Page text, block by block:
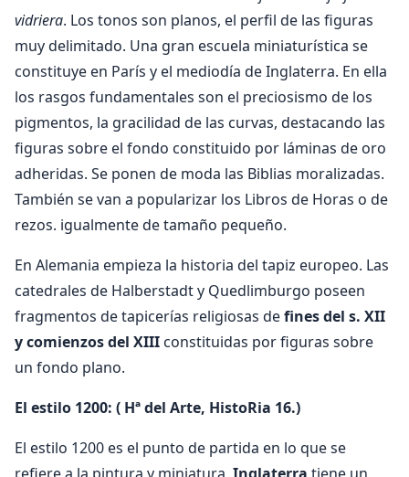
vidriera. Los tonos son planos, el perfil de las figuras
muy delimitado. Una gran escuela miniaturística se
constituye en París y el mediodía de Inglaterra. En ella
los rasgos fundamentales son el preciosismo de los
pigmentos, la gracilidad de las curvas, destacando las
figuras sobre el fondo constituido por láminas de oro
adheridas. Se ponen de moda las Biblias moralizadas.
También se van a popularizar los Libros de Horas o de
rezos. igualmente de tamaño pequeño.
En Alemania empieza la historia del tapiz europeo. Las
catedrales de Halberstadt y Quedlimburgo poseen
fragmentos de tapicerías religiosas defines del s. XII
y comienzos del XIII constituidas por figuras sobre
un fondo plano.
El estilo 1200: ( Hª del Arte, HistoRia 16.)
El estilo 1200 es el punto de partida en lo que se
refiere a la pintura y miniatura. Inglaterra tiene un